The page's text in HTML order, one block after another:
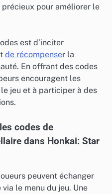
pour améliorer le
est d’inciter
de récompenser la
En offrant des codes
encouragent les
jeu et à participer à des
codes de
dans Honkai: Star
peuvent échanger
le menu du jeu. Une